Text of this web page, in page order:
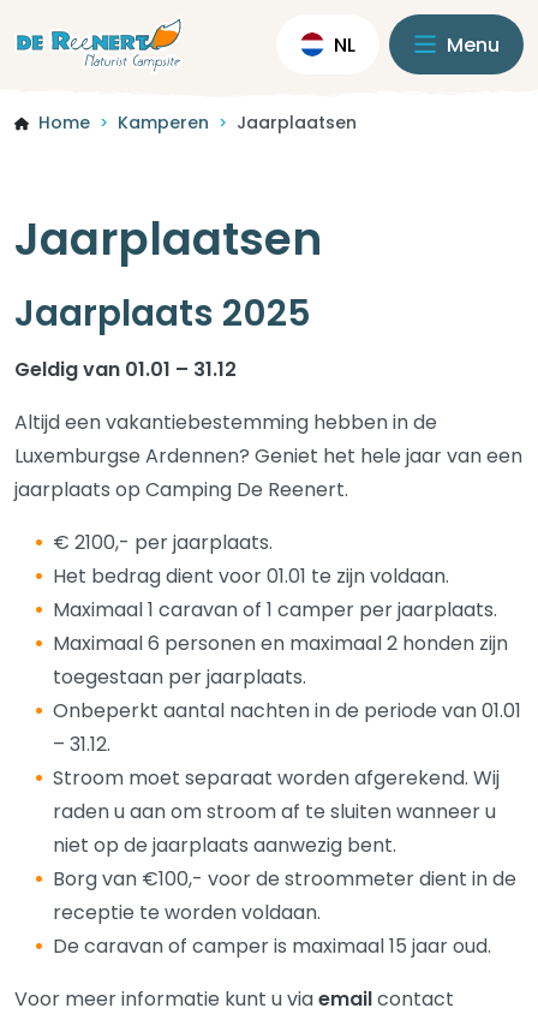
NL Menu
Home > Kamperen > Jaarplaatsen
Jaarplaatsen
Jaarplaats 2025
Geldig van 01.01 – 31.12
Altijd een vakantiebestemming hebben in de
Luxemburgse Ardennen? Geniet het hele jaar van een
jaarplaats op Camping De Reenert.
€ 2100,- per jaarplaats.
Het bedrag dient voor 01.01 te zijn voldaan.
Maximaal 1 caravan of 1 camper per jaarplaats.
Maximaal 6 personen en maximaal 2 honden zijn
toegestaan per jaarplaats.
Onbeperkt aantal nachten in de periode van 01.01
– 31.12.
Stroom moet separaat worden afgerekend. Wij
raden u aan om stroom af te sluiten wanneer u
niet op de jaarplaats aanwezig bent.
Borg van €100,- voor de stroommeter dient in de
receptie te worden voldaan.
De caravan of camper is maximaal 15 jaar oud.
Voor meer informatie kunt u viaemailcontact